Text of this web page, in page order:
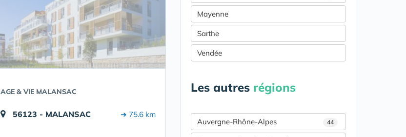
AGE & VIE MALANSAC
56123 - MALANSAC ➔ 75.6 km
Mayenne
Sarthe
Vendée
Les autres régions
Auvergne-Rhône-Alpes 44